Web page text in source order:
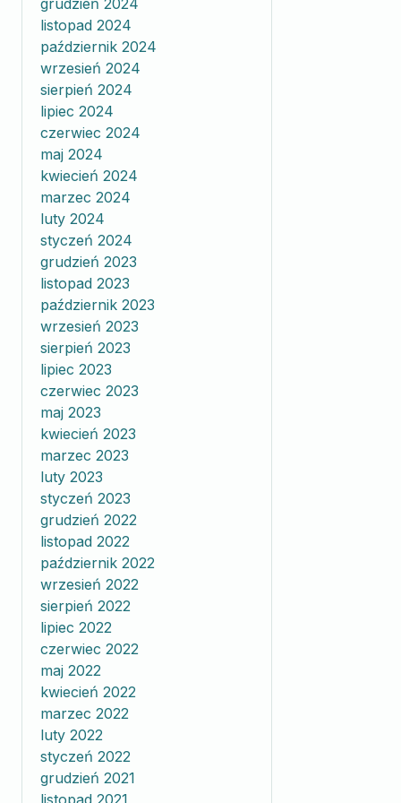
grudzień 2024
listopad 2024
październik 2024
wrzesień 2024
sierpień 2024
lipiec 2024
czerwiec 2024
maj 2024
kwiecień 2024
marzec 2024
luty 2024
styczeń 2024
grudzień 2023
listopad 2023
październik 2023
wrzesień 2023
sierpień 2023
lipiec 2023
czerwiec 2023
maj 2023
kwiecień 2023
marzec 2023
luty 2023
styczeń 2023
grudzień 2022
listopad 2022
październik 2022
wrzesień 2022
sierpień 2022
lipiec 2022
czerwiec 2022
maj 2022
kwiecień 2022
marzec 2022
luty 2022
styczeń 2022
grudzień 2021
listopad 2021